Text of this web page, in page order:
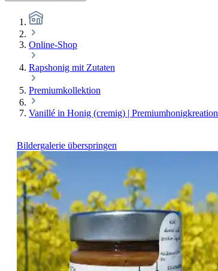
Online-Shop
Rapshonig mit Zutaten
Premiumkollektion
Vanillé in Honig (cremig) | Premiumhonigkreation
Bildergalerie überspringen